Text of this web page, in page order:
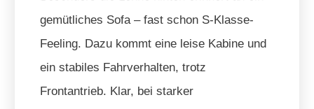
gemütliches Sofa – fast schon S-Klasse-
Feeling. Dazu kommt eine leise Kabine und
ein stabiles Fahrverhalten, trotz
Frontantrieb. Klar, bei starker